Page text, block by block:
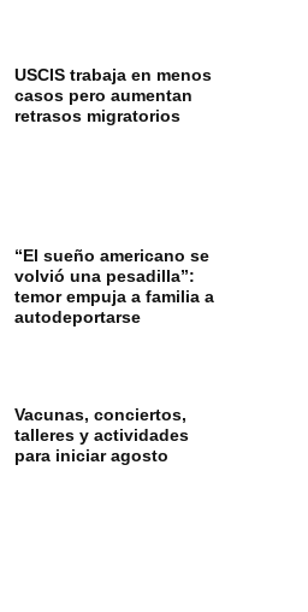
USCIS trabaja en menos
casos pero aumentan
retrasos migratorios
“El sueño americano se
volvió una pesadilla”:
temor empuja a familia a
autodeportarse
Vacunas, conciertos,
talleres y actividades
para iniciar agosto